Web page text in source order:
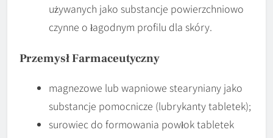
używanych jako substancje powierzchniowo
czynne o łagodnym profilu dla skóry.
Przemysł Farmaceutyczny
magnezowe lub wapniowe stearyniany jako
substancje pomocnicze (lubrykanty tabletek);
surowiec do formowania powłok tabletek